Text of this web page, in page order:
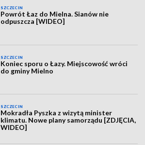
SZCZECIN
Powrót Łaz do Mielna. Sianów nie
odpuszcza [WIDEO]
SZCZECIN
Koniec sporu o Łazy. Miejscowość wróci
do gminy Mielno
SZCZECIN
Mokradła Pyszka z wizytą minister
klimatu. Nowe plany samorządu [ZDJĘCIA,
WIDEO]